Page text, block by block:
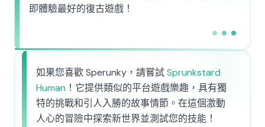
即體驗最好的復古遊戲！
如果您喜歡 Sperunky，請嘗試Sprunkstard
Human ！它提供類似的平台遊戲樂趣，具有獨
特的挑戰和引人入勝的故事情節。在這個激動
人心的冒險中探索新世界並測試您的技能！